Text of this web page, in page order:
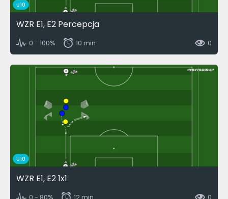
U10
WZR E1, E2 Percepcja
0 - 100% 10 min 0
U10
WZR E1, E2 1x1